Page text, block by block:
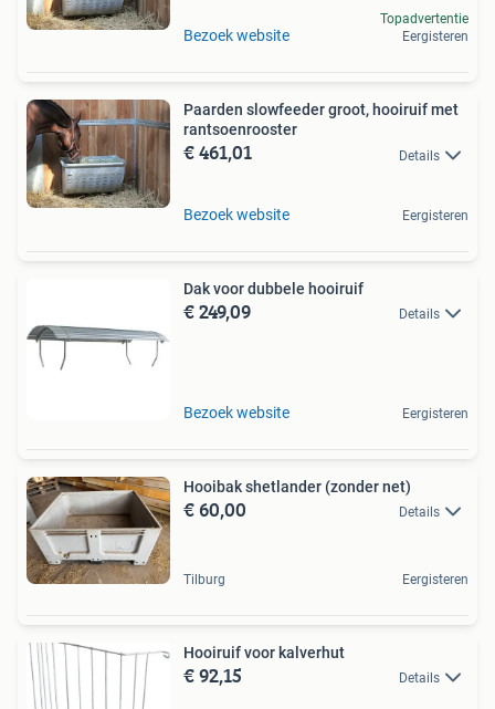
Bezoek website
Topadvertentie
Eergisteren
Paarden slowfeeder groot, hooiruif met
rantsoenrooster
€ 461,01 Details
Bezoek website Eergisteren
Dak voor dubbele hooiruif
€ 249,09 Details
Bezoek website Eergisteren
Hooibak shetlander (zonder net)
€ 60,00 Details
Tilburg Eergisteren
Hooiruif voor kalverhut
€ 92,15 Details